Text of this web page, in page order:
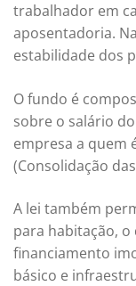
trabalhador em
aposentadoria.
estabilidade dos
O fundo é
sobre o salário
empresa a quem
(Consolidação
A lei também
para habitação, o
financiamento
básico e